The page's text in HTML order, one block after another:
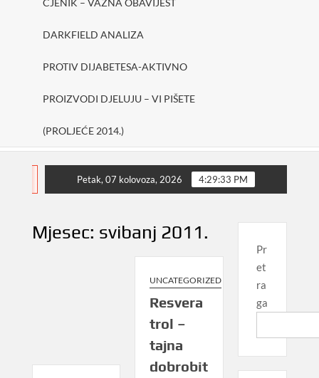
CJENIK – VAŽNA OBAVIJEST
DARKFIELD ANALIZA
PROTIV DIJABETESA-AKTIVNO
PROIZVODI DJELUJU – VI PIŠETE
(PROLJEĆE 2014.)
SHAKE ONE PURE Protiv
Petak, 07 kolovoza, 2026 4:29:34 PM
Mjesec: svibanj 2011.
UNCATEGORIZED
Resvera
trol –
tajna
dobrobit
Pr
et
ra
ga